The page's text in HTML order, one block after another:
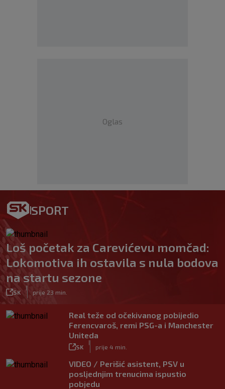
Oglas
SPORT
Loš početak za Carevićevu momčad:
Lokomotiva ih ostavila s nula bodova
na startu sezone
SK prije 23 min.
Real teže od očekivanog pobijedio
Ferencvaroš, remi PSG-a i Manchester
Uniteda
SK prije 4 min.
VIDEO / Perišić asistent, PSV u
posljednjim trenucima ispustio
pobjedu